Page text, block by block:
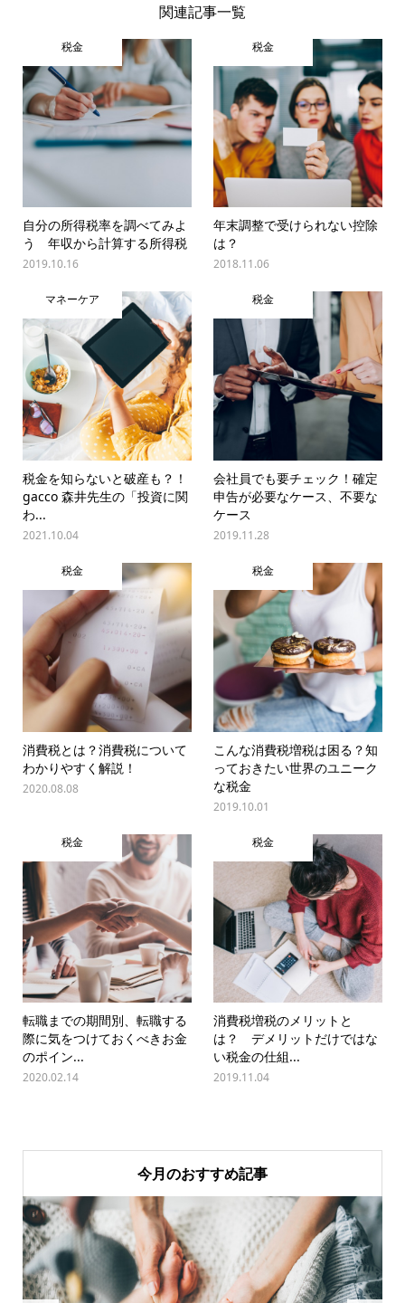
関連記事一覧
税金
自分の所得税率を調べてみよ
う 年収から計算する所得税
2019.10.16
税金
年末調整で受けられない控除
は？
2018.11.06
マネーケア
税金を知らないと破産も？！
gacco 森井先生の「投資に関
わ...
2021.10.04
税金
会社員でも要チェック！確定
申告が必要なケース、不要な
ケース
2019.11.28
税金
消費税とは？消費税について
わかりやすく解説！
2020.08.08
税金
こんな消費税増税は困る？知
っておきたい世界のユニーク
な税金
2019.10.01
税金
転職までの期間別、転職する
際に気をつけておくべきお金
のポイン...
2020.02.14
税金
消費税増税のメリットと
は？ デメリットだけではな
い税金の仕組...
2019.11.04
今月のおすすめ記事